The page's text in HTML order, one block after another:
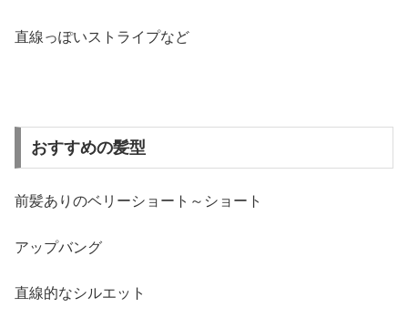
直線っぽいストライプなど
おすすめの髪型
前髪ありのベリーショート～ショート
アップバング
直線的なシルエット